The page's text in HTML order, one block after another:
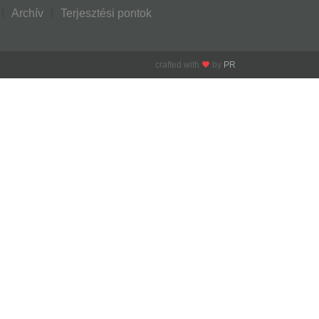
Archív Terjesztési pontok
crafted with by PR